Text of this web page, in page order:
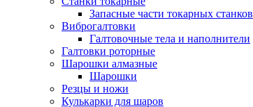
Запасные части токарных станков
Виброгалтовки
Галтовочные тела и наполнители
Галтовки роторные
Шарошки алмазные
Шарошки
Резцы и ножи
Кулькарки для шаров